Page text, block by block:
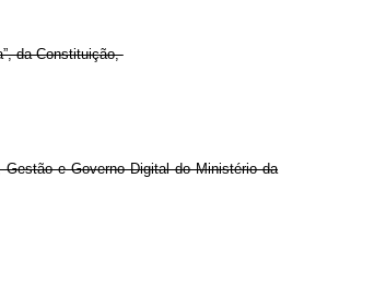
da Constituição,
e Governo Digital do Ministério da